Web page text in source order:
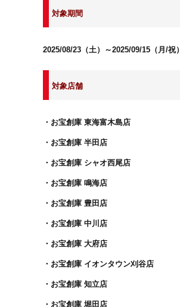
対象期間
2025/08/23（土）～2025/09/15（月/祝）
対象店舗
・お宝創庫 東海富木島店
・お宝創庫 半田店
・お宝創庫 シャオ西尾店
・お宝創庫 鳴海店
・お宝創庫 豊田店
・お宝創庫 中川店
・お宝創庫 大府店
・お宝創庫 イオンタウン刈谷店
・お宝創庫 知立店
・お宝創庫 堀田店